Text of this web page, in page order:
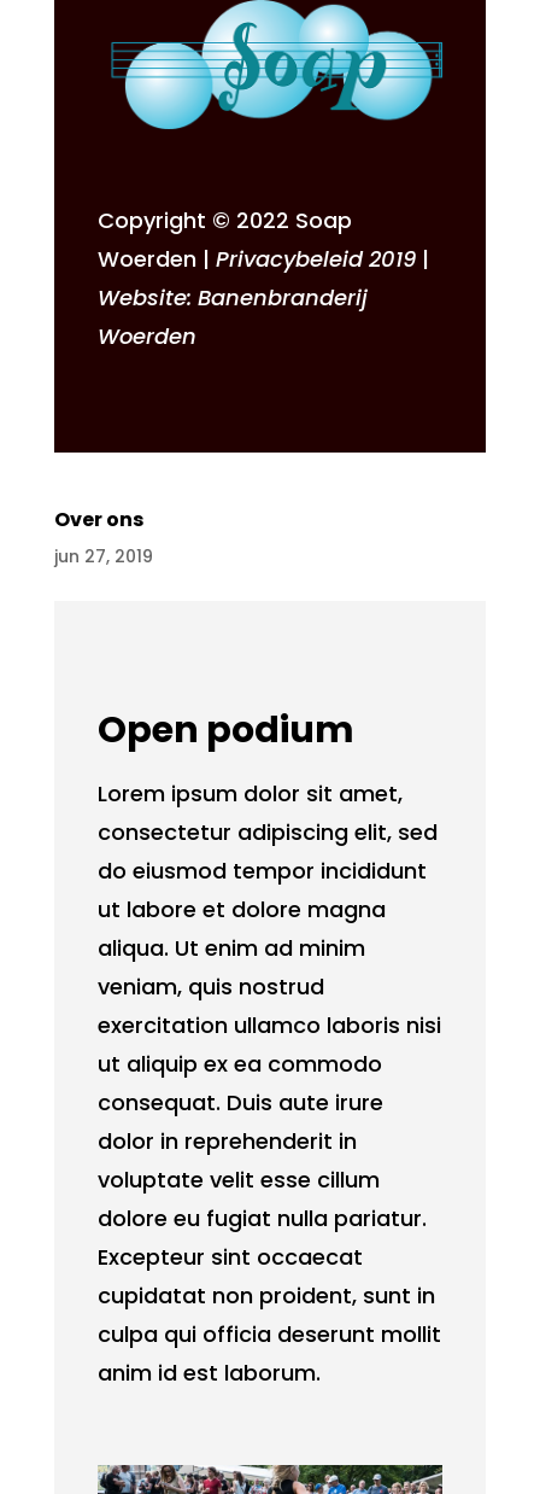
Copyright © 2022 Soap
Woerden| Privacybeleid 2019|
Website: Banenbranderij
Woerden
Over ons
jun 27, 2019
Open podium
Lorem ipsum dolor sit amet,
consectetur adipiscing elit, sed
do eiusmod tempor incididunt
ut labore et dolore magna
aliqua. Ut enim ad minim
veniam, quis nostrud
exercitation ullamco laboris nisi
ut aliquip ex ea commodo
consequat. Duis aute irure
dolor in reprehenderit in
voluptate velit esse cillum
dolore eu fugiat nulla pariatur.
Excepteur sint occaecat
cupidatat non proident, sunt in
culpa qui officia deserunt mollit
anim id est laborum.